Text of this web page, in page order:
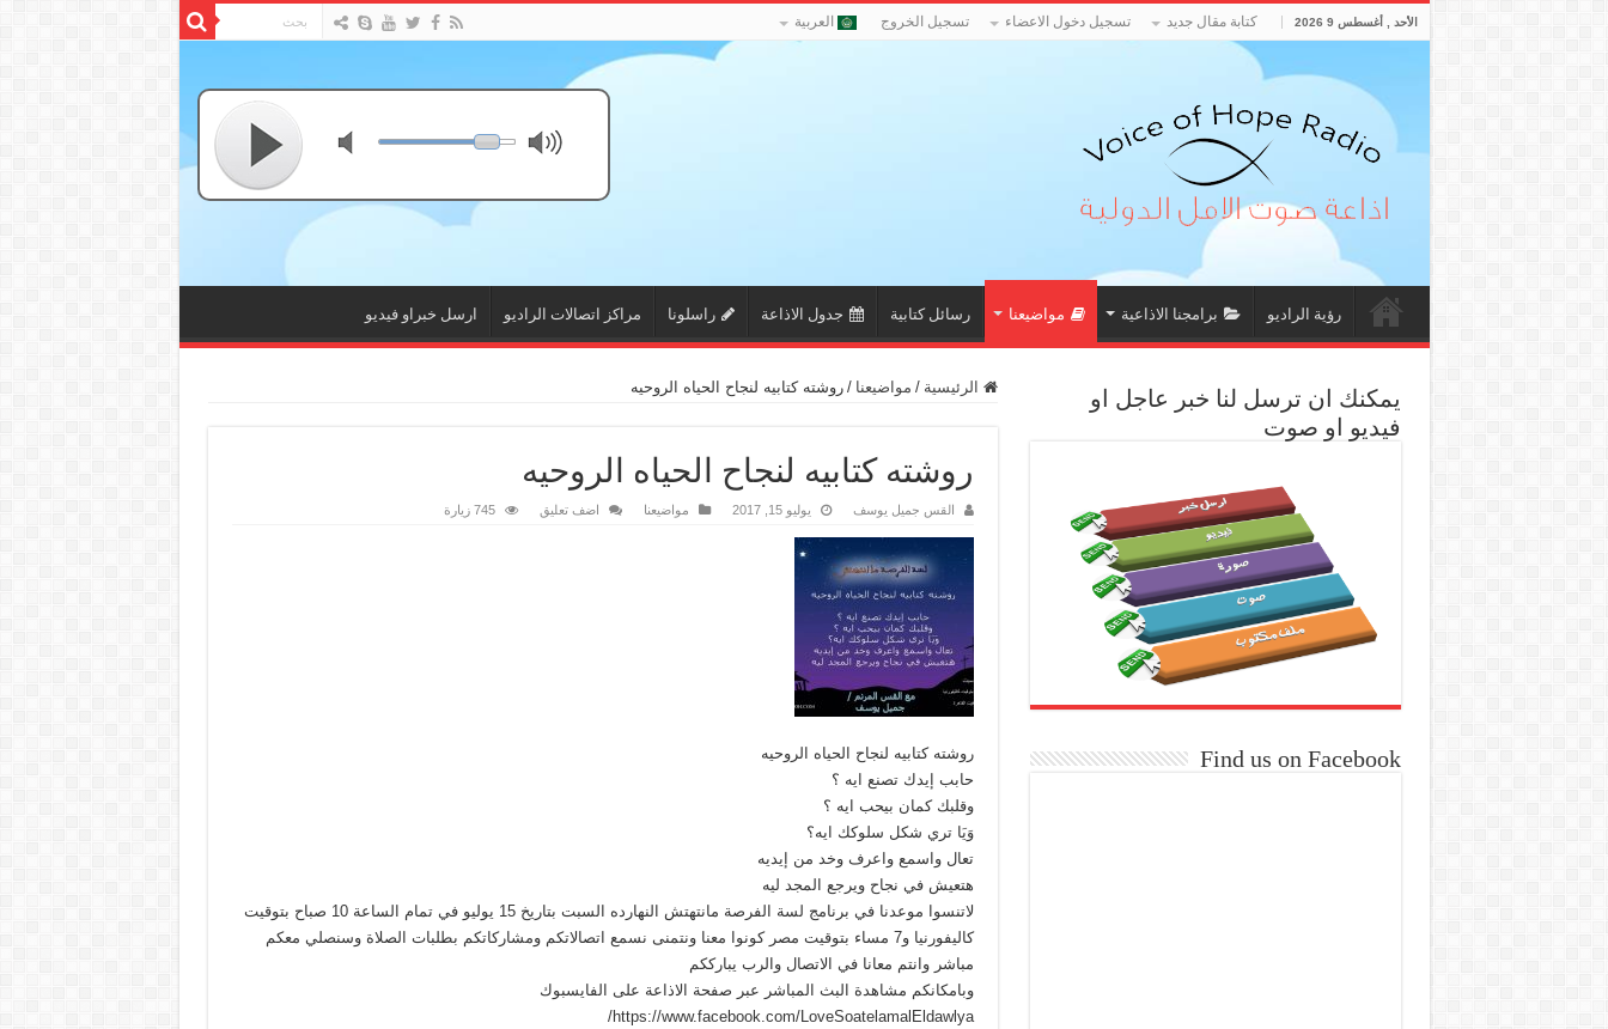
الأحد , أغسطس 9 2026 كتابة مقال جديد تسجيل دخول الاعضاء تسجيل الخروج العربية
رؤية الراديو برامجنا الاذاعية مواضيعنا رسائل كتابية جدول الاذاعة راسلونا مراكز اتصالات الراديو ارسل خبراو فيديو
الرئيسية / مواضيعنا / روشته كتابيه لنجاح الحياه الروحيه
روشته كتابيه لنجاح الحياه الروحيه
القس جميل يوسف يوليو 15, 2017 مواضيعنا اضف تعليق 745 زيارة
روشته كتابيه لنجاح الحياه الروحيه
حابب إيدك تصنع ايه ؟
وقلبك كمان بيحب ايه ؟
وَيَا تري شكل سلوكك ايه؟
تعال واسمع واعرف وخد من إيديه
هتعيش في نجاح ويرجع المجد ليه
لاتنسوا موعدنا في برنامج لسة الفرصة مانتهتش النهارده السبت بتاريخ 15 يوليو في تمام الساعة 10 صباح بتوقيت
كاليفورنيا و7 مساء بتوقيت مصر كونوا معنا ونتمنى نسمع اتصالاتكم ومشاركاتكم بطلبات الصلاة وسنصلي معكم
مباشر وانتم معانا في الاتصال والرب يبارككم
وبامكانكم مشاهدة البث المباشر عبر صفحة الاذاعة على الفايسبوك
https://www.facebook.com/LoveSoatelamalEldawlya/
يمكنك ان ترسل لنا خبر عاجل او
فيديو او صوت
Find us on Facebook